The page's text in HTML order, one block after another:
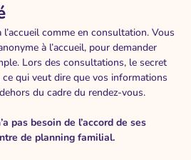
comme en consultation. Vous
à l’accueil, pour demander
Lors des consultations, le secret
qui veut dire que vos informations
du cadre du rendez-vous.
pas besoin de l’accord de ses
de planning familial.